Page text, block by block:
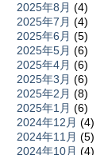
2025年8月 (4)
2025年7月 (4)
2025年6月 (5)
2025年5月 (6)
2025年4月 (6)
2025年3月 (6)
2025年2月 (8)
2025年1月 (6)
2024年12月 (4)
2024年11月 (5)
2024年10月 (4)